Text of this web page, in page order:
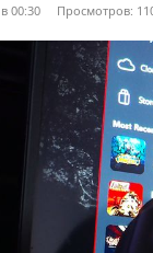
00:30 Просмотров: